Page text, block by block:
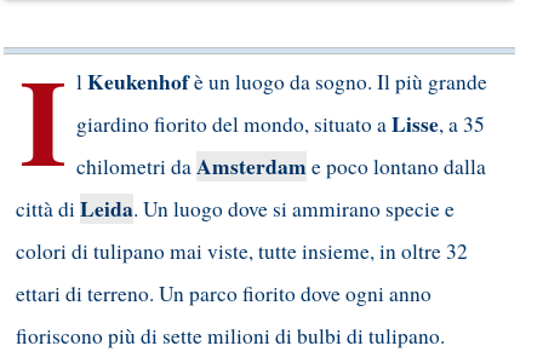
I lKeukenhofè un luogo da sogno. Il più grande
giardino fiorito del mondo, situato aLisse, a 35
chilometri daAmsterdam e poco lontano dalla
città diLeida. Un luogo dove si ammirano specie e
colori di tulipano mai viste, tutte insieme, in oltre 32
ettari di terreno. Un parco fiorito dove ogni anno
fioriscono più di sette milioni di bulbi di tulipano.